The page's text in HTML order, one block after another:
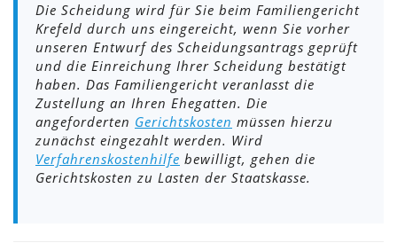
Die Scheidung wird für Sie beim Familiengericht
Krefeld durch uns eingereicht, wenn Sie vorher
unseren Entwurf des Scheidungsantrags geprüft
und die Einreichung Ihrer Scheidung bestätigt
haben. Das Familiengericht veranlasst die
Zustellung an Ihren Ehegatten. Die
angeforderten Gerichtskosten müssen hierzu
zunächst eingezahlt werden. Wird
Verfahrenskostenhilfe bewilligt, gehen die
Gerichtskosten zu Lasten der Staatskasse.